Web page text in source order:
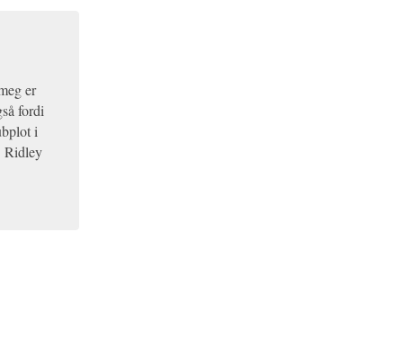
er
fordi
i
Ridley